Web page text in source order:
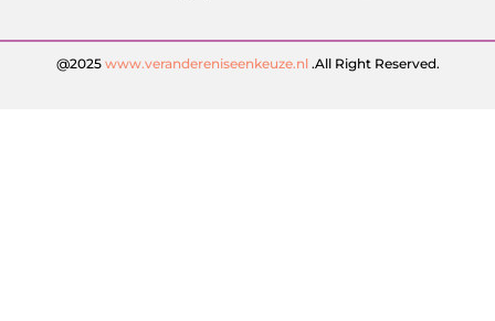
@2025 www.verandereniseenkeuze.nl .All Right Reserved.